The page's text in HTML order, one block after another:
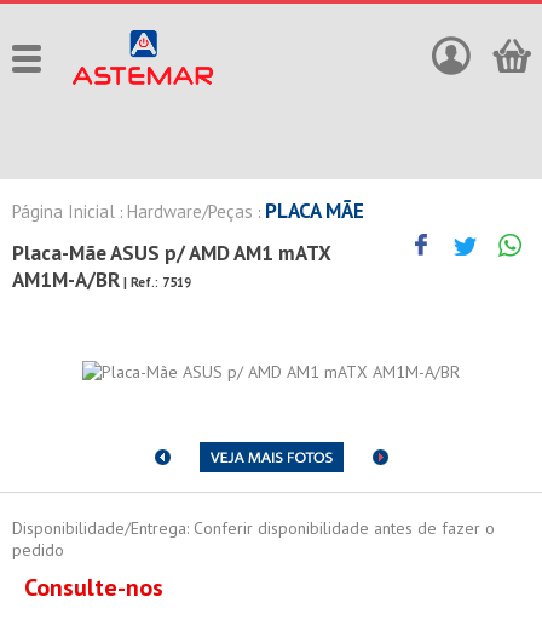
Página Inicial : Hardware/Peças : PLACA MÃE
Placa-Mãe ASUS p/ AMD AM1 mATX
AM1M-A/BR | Ref.: 7519
Disponibilidade/Entrega: Conferir disponibilidade antes de fazer o
pedido
Consulte-nos